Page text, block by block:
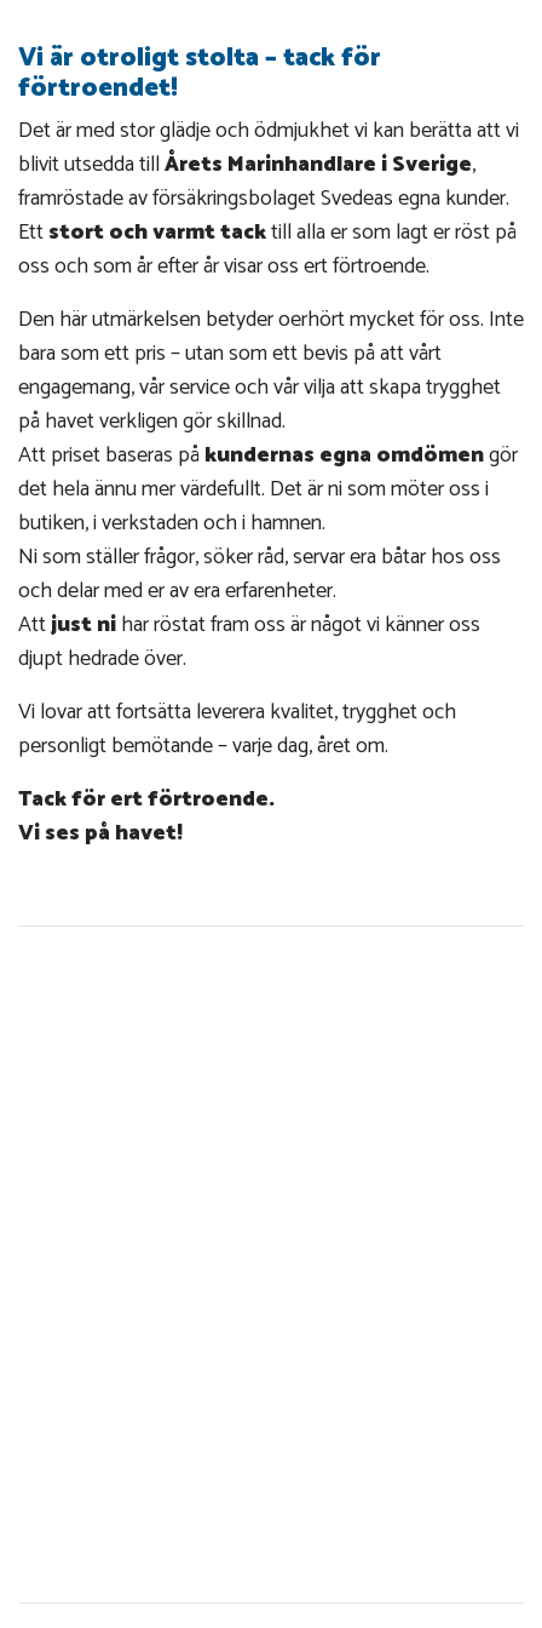
Vi är otroligt stolta – tack för
förtroendet!
Det är med stor glädje och ödmjukhet vi kan berätta att vi
blivit utsedda tillÅrets Marinhandlare i Sverige,
framröstade av försäkringsbolaget Svedeas egna kunder.
Ettstort och varmt tacktill alla er som lagt er röst på
oss och som år efter år visar oss ert förtroende.
Den här utmärkelsen betyder oerhört mycket för oss. Inte
bara som ett pris – utan som ett bevis på att vårt
engagemang, vår service och vår vilja att skapa trygghet
på havet verkligen gör skillnad.
Att priset baseras påkundernas egna omdömengör
det hela ännu mer värdefullt. Det är ni som möter oss i
butiken, i verkstaden och i hamnen.
Ni som ställer frågor, söker råd, servar era båtar hos oss
och delar med er av era erfarenheter.
Attjust nihar röstat fram oss är något vi känner oss
djupt hedrade över.
Vi lovar att fortsätta leverera kvalitet, trygghet och
personligt bemötande – varje dag, året om.
Tack för ert förtroende.
Vi ses på havet!